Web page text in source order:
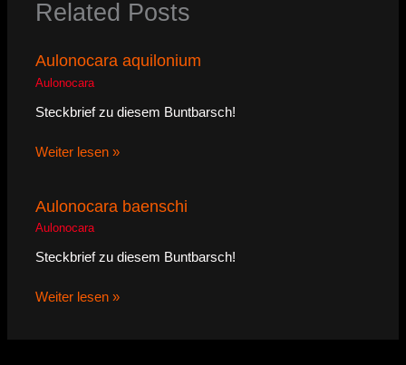
Related Posts
Aulonocara aquilonium
Aulonocara
Steckbrief zu diesem Buntbarsch!
Weiter lesen »
Aulonocara baenschi
Aulonocara
Steckbrief zu diesem Buntbarsch!
Weiter lesen »